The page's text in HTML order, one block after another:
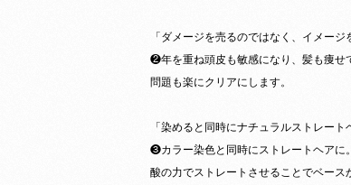
「ダメージを売るのではなく、イメージ
❷年を重ね頭皮も敏感になり、髪も痩せ
問題も楽にクリアにします。
「染めると同時にナチュラルストレート
❸カラー染色と同時にストレートヘアに
酸の力でストレートさせることでベース